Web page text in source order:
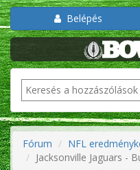
Belépés
Fórum
NFL
Jacksonville Jaguars -